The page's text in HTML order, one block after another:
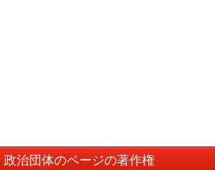
政治団体のページの著作権